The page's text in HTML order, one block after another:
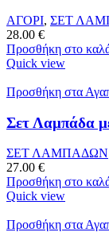
ΑΓΟΡΙ, ΣΕΤ
28.00 €
Προσθήκη στο
Quick view
Προσθήκη στα
Σετ Λαμπάδα
ΣΕΤ ΛΑΜΠΑΔΩΝ
27.00 €
Προσθήκη στο
Quick view
Προσθήκη στα